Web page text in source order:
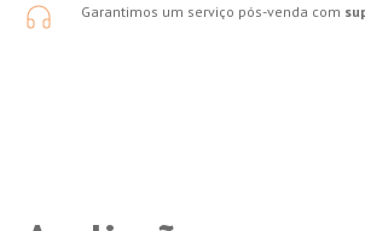
Garantimos um serviço pós-venda com